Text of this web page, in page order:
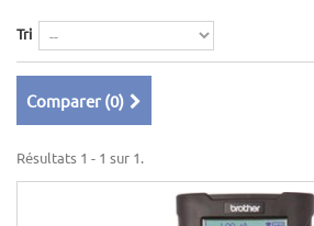
Tri
Comparer (0)
Résultats 1 - 1 sur 1.